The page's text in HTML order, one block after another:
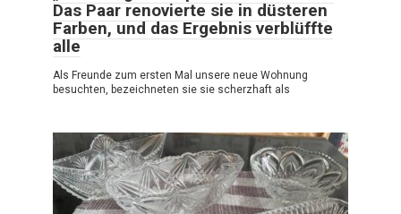
Das Paar renovierte sie in düsteren
Farben, und das Ergebnis verblüffte
alle
Als Freunde zum ersten Mal unsere neue Wohnung
besuchten, bezeichneten sie sie scherzhaft als